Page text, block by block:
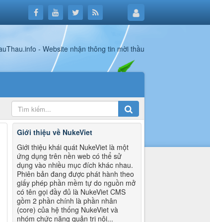
Giới thiệu về NukeViet
Giới thiệu khái quát NukeViet là một
ứng dụng trên nền web có thể sử
dụng vào nhiều mục đích khác nhau.
Phiên bản đang được phát hành theo
giấy phép phần mềm tự do nguồn mở
có tên gọi đầy đủ là NukeViet CMS
gồm 2 phần chính là phần nhân
(core) của hệ thống NukeViet và
nhóm chức năng quản trị nội...